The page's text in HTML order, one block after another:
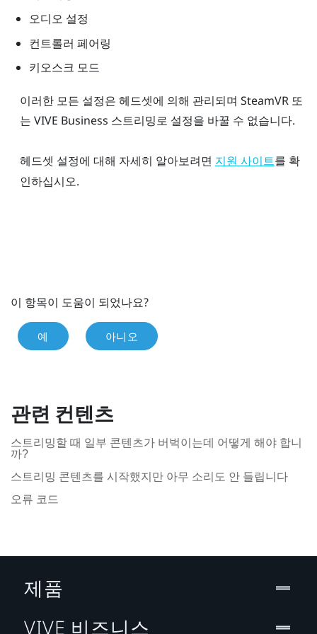
오디오 설정
컨트롤러 페어링
키오스크 모드
이러한 모든 설정은 헤드셋에 의해 관리되며 SteamVR또
는 VIVE Business 스트리밍로 설정을 바꿀 수 없습니다.
헤드셋 설정에 대해 자세히 알아보려면 지원 사이트를 확
인하십시오.
이 항목이 도움이 되었나요?
예 아니오
관련 컨텐츠
스트리밍할 때 일부 콘텐츠가 버벅이는데 어떻게 해야 합니
까?
스트리밍 콘텐츠를 시작했지만 아무 소리도 안 들립니다
오류 코드
제품
VIVE 비즈니스